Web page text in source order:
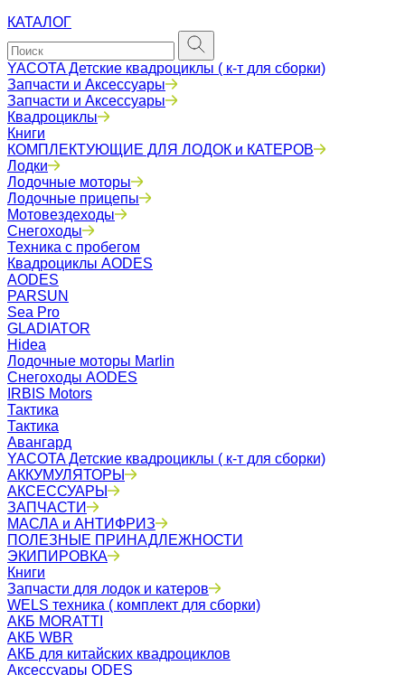
КАТАЛОГ
YACOTA Детские квадроциклы ( к-т для сборки)
Запчасти и Аксессуары
Запчасти и Аксессуары
Квадроциклы
Книги
КОМПЛЕКТУЮЩИЕ ДЛЯ ЛОДОК и КАТЕРОВ
Лодки
Лодочные моторы
Лодочные прицепы
Мотовездеходы
Снегоходы
Техника с пробегом
Квадроциклы AODES
AODES
PARSUN
Sea Pro
GLADIATOR
Hidea
Лодочные моторы Marlin
Снегоходы AODES
IRBIS Motors
Тактика
Тактика
Авангард
YACOTA Детские квадроциклы ( к-т для сборки)
АККУМУЛЯТОРЫ
АКСЕССУАРЫ
ЗАПЧАСТИ
МАСЛА и АНТИФРИЗ
ПОЛЕЗНЫЕ ПРИНАДЛЕЖНОСТИ
ЭКИПИРОВКА
Книги
Запчасти для лодок и катеров
WELS техника ( комплект для сборки)
АКБ MORATTI
АКБ WBR
АКБ для китайских квадроциклов
Аксессуары ODES